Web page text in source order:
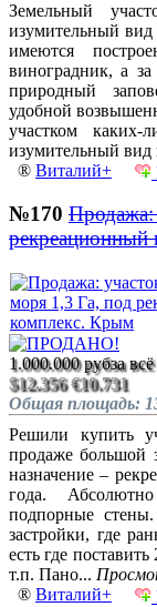
Земельный
изумительный
имеются
виноградник, а
природный
удобной
участком
изумительный вид
® Виталий+
№170
рекреационный
1.000.000 рубза всё
$12.356 €10.731
Общая площадь:
Решили купить
продаже большой
назначение –
года.
подпорные
застройки, где
есть где
т.п. Пано...
® Виталий+